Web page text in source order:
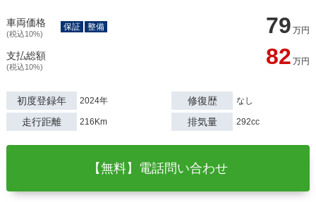
車両価格
(税込10%) 79 万円
保証 整備
支払総額
(税込10%) 82 万円
初度登録年 2024年 修復歴 なし
走行距離 216Km 排気量 292cc
【無料】電話問い合わせ